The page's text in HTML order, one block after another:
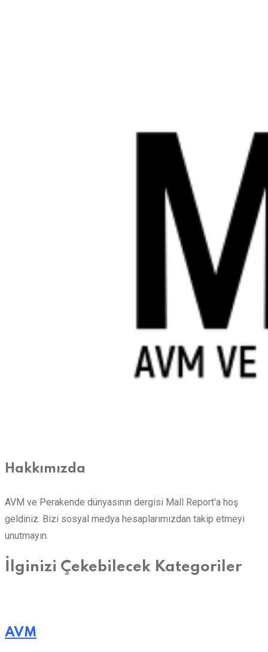
Hakkımızda
AVM ve Perakende dünyasının dergisi Mall Report'a hoş
geldiniz. Bizi sosyal medya hesaplarımızdan takip etmeyi
unutmayın.
İlginizi Çekebilecek Kategoriler
AVM